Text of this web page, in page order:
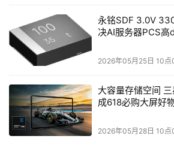
行业新博弈
以Cohesity、Rubrik、Commvault等
商，依托其“全量数据快照能力”，由
据入口；
永铭SDF 3.0V
决AI服务器PCS
2026年05月25日 10点
大容量存储空间
成618必购大屏好
2026年05月28日 10点